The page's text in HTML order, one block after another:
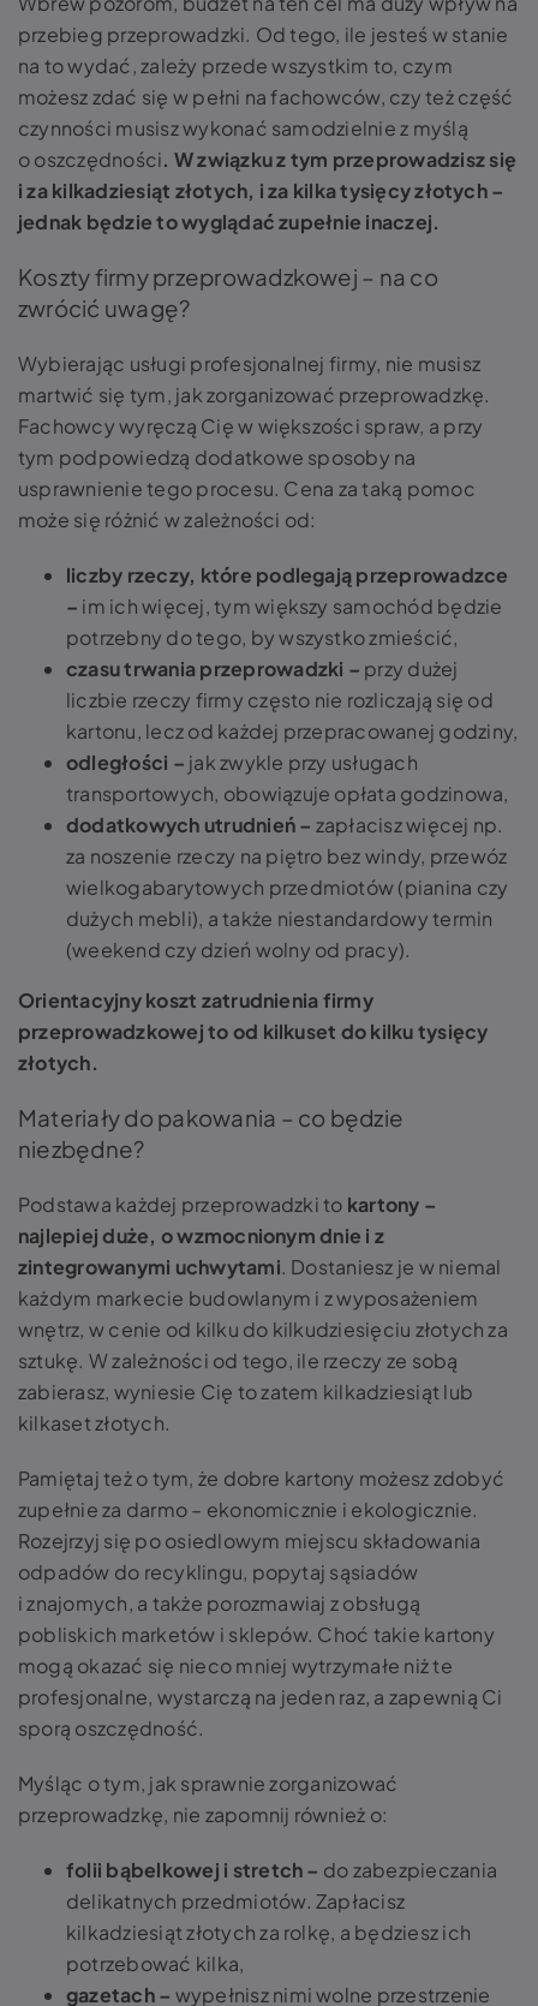
przebieg przeprowadzki. Od tego, ile jesteś w stanie
na to wydać, zależy przede wszystkim to, czym
możesz zdać się w pełni na fachowców, czy też część
czynności musisz wykonać samodzielnie z myślą
o oszczędności. W związku z tym przeprowadzisz się
i za kilkadziesiąt złotych, i za kilka tysięcy złotych –
jednak będzie to wyglądać zupełnie inaczej.
Koszty firmy przeprowadzkowej – na co
zwrócić uwagę?
Wybierając usługi profesjonalnej firmy, nie musisz
martwić się tym, jak zorganizować przeprowadzkę.
Fachowcy wyręczą Cię w większości spraw, a przy
tym podpowiedzą dodatkowe sposoby na
usprawnienie tego procesu. Cena za taką pomoc
może się różnić w zależności od:
liczby rzeczy, które podlegają przeprowadzce
– im ich więcej, tym większy samochód będzie
potrzebny do tego, by wszystko zmieścić,
czasu trwania przeprowadzki – przy dużej
liczbie rzeczy firmy często nie rozliczają się od
kartonu, lecz od każdej przepracowanej godziny,
odległości – jak zwykle przy usługach
transportowych, obowiązuje opłata godzinowa,
dodatkowych utrudnień – zapłacisz więcej np.
za noszenie rzeczy na piętro bez windy, przewóz
wielkogabarytowych przedmiotów (pianina czy
dużych mebli), a także niestandardowy termin
(weekend czy dzień wolny od pracy).
Orientacyjny koszt zatrudnienia firmy
przeprowadzkowej to od kilkuset do kilku tysięcy
złotych.
Materiały do pakowania – co będzie
niezbędne?
Podstawa każdej przeprowadzki to kartony –
najlepiej duże, o wzmocnionym dnie i z
zintegrowanymi uchwytami. Dostaniesz je w niemal
każdym markecie budowlanym i z wyposażeniem
wnętrz, w cenie od kilku do kilkudziesięciu złotych za
sztukę. W zależności od tego, ile rzeczy ze sobą
zabierasz, wyniesie Cię to zatem kilkadziesiąt lub
kilkaset złotych.
Pamiętaj też o tym, że dobre kartony możesz zdobyć
zupełnie za darmo – ekonomicznie i ekologicznie.
Rozejrzyj się po osiedlowym miejscu składowania
odpadów do recyklingu, popytaj sąsiadów
i znajomych, a także porozmawiaj z obsługą
pobliskich marketów i sklepów. Choć takie kartony
mogą okazać się nieco mniej wytrzymałe niż te
profesjonalne, wystarczą na jeden raz, a zapewnią Ci
sporą oszczędność.
Myśląc o tym, jak sprawnie zorganizować
przeprowadzkę, nie zapomnij również o:
folii bąbelkowej i stretch – do zabezpieczania
delikatnych przedmiotów. Zapłacisz
kilkadziesiąt złotych za rolkę, a będziesz ich
potrzebować kilka,
gazetach – wypełnisz nimi wolne przestrzenie